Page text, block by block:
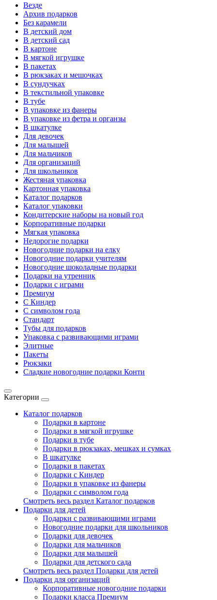
Везде
Архив подарков
Без карамели
В детский дом
В детский сад
В картоне
В мягкой игрушке
В пакетах
В рюкзаках и мешочках
В сундучках
В текстильной упаковке
В тубе
В упаковке из фанеры
В упаковке из фетра и органзы
В шкатулке
Для девочек
Для малышей
Для мальчиков
Для организаций
Для школьников
Жестяная упаковка
Картонная упаковка
Каталог подарков
Каталог упаковки
Кондитерские наборы на новый год
Корпоративные подарки
Мягкая упаковка
Недорогие подарки
Новогодние подарки на елку
Новогодние подарки учителям
Новогодние шоколадные подарки
Подарки на утренник
Подарки с играми
Премиум
С Киндер
С символом года
Стандарт
Тубы для подарков
Упаковка с развивающими играми
Элитные
Пакеты
Рюкзаки
Сладкие новогодние подарки Конти
Категории
Каталог подарков
Подарки в картоне
Подарки в мягкой игрушке
Подарки в тубе
Подарки в рюкзаках, мешках и сумках
В шкатулке
Подарки в пакетах
Подарки с Киндер
Подарки в упаковке из фанеры
Подарки с символом года
Смотреть весь раздел Каталог подарков
Подарки для детей
Подарки с развивающими играми
Новогодние подарки для школьников
Подарки для девочек
Подарки для мальчиков
Подарки для малышей
Подарки для детского сада
Смотреть весь раздел Подарки для детей
Подарки для организаций
Корпоративные новогодние подарки
Подарки класса Премиум